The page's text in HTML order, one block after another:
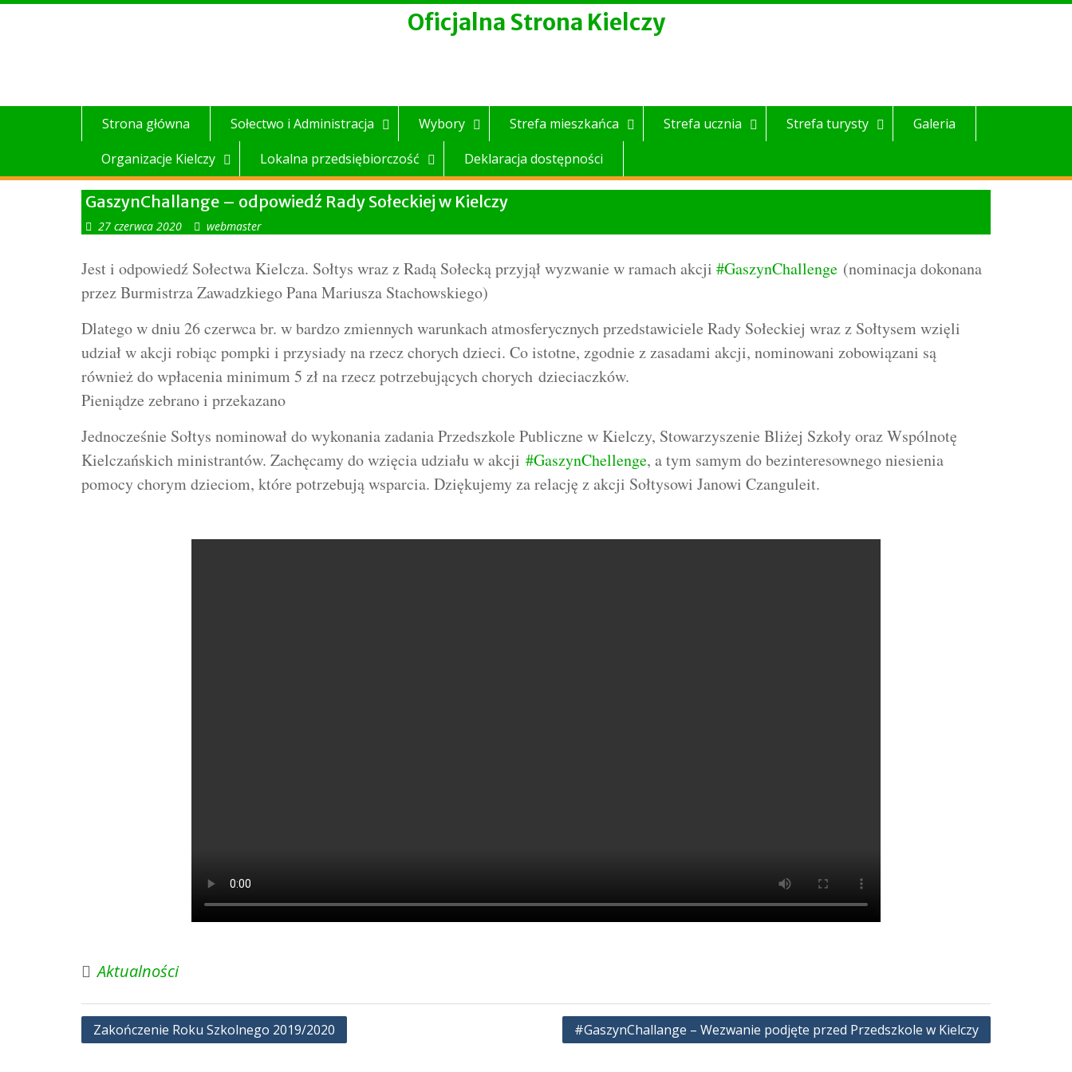
Skip
Oficjalna Strona Kielczy
Strona główna Sołectwo i Administracja Wybory Strefa mieszkańca Strefa ucznia Strefa turysty
Galeria
Organizacje Kielczy
Lokalna przedsiębiorczość Deklaracja dostępności
GaszynChallange – odpowiedź Rady Sołeckiej w Kielczy
27 czerwca 2020 webmaster
Jest i odpowiedź Sołectwa Kielcza. Sołtys wraz z Radą Sołecką przyjął wyzwanie w ramach akcji #GaszynChallenge (nominacja dokonana
przez Burmistrza Zawadzkiego Pana Mariusza Stachowskiego)
Dlatego w dniu 26 czerwca br. w bardzo zmiennych warunkach atmosferycznych przedstawiciele Rady Sołeckiej wraz z Sołtysem wzięli
udział w akcji robiąc pompki i przysiady na rzecz chorych dzieci. Co istotne, zgodnie z zasadami akcji, nominowani zobowiązani są
również do wpłacenia minimum 5 zł na rzecz potrzebujących chorych dzieciaczków.
Pieniądze zebrano i przekazano
Jednocześnie Sołtys nominował do wykonania zadania Przedszkole Publiczne w Kielczy, Stowarzyszenie Bliżej Szkoły oraz Wspólnotę
Kielczańskich ministrantów. Zachęcamy do wzięcia udziału w akcji #GaszynChellenge, a tym samym do bezinteresownego niesienia
pomocy chorym dzieciom, które potrzebują wsparcia. Dziękujemy za relację z akcji Sołtysowi Janowi Czanguleit.
Aktualności
Nawigacja
Zakończenie Roku Szkolnego 2019/2020 #GaszynChallange – Wezwanie podjęte przed Przedszkole w Kielczy